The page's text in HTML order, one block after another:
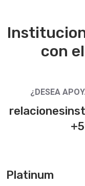
con
¿DESEA
Platinum